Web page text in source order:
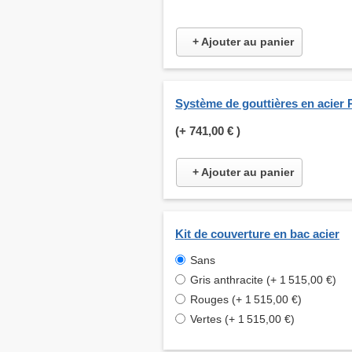
+ Ajouter au panier
Système de gouttières en acier
(+ 741,00 € )
+ Ajouter au panier
Kit de couverture en bac acier
Sans
Gris anthracite (+ 1 515,00 €)
Rouges (+ 1 515,00 €)
Vertes (+ 1 515,00 €)